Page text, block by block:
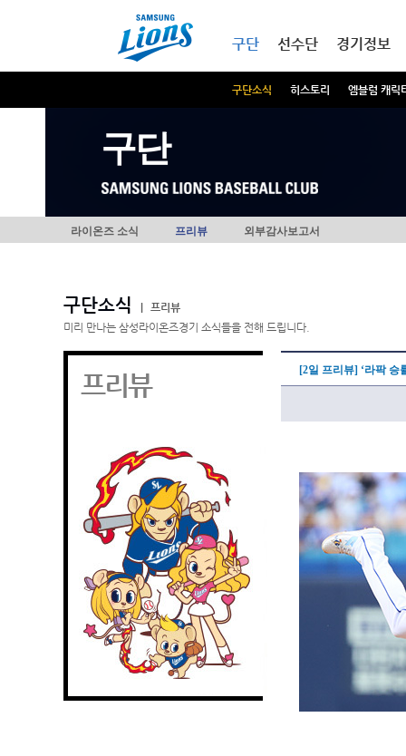
구단
구단소식 히스토리 엠블럼 캐릭
선수단 경기정보
구단
라이온즈 소식 프리뷰 외부감사보고서
구단소식
프리뷰
미리 만나는 삼성라이온즈경기 소식들을 전해 드립니다.
프리뷰 [2일 프리뷰] ‘라팍 승